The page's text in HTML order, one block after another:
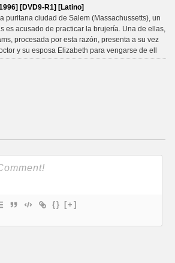
[DVD9-R1] [Latino]
puritana ciudad de Salem (Massachussetts), un
es acusado de practicar la brujería. Una de ellas,
procesada por esta razón, presenta a su vez
y su esposa Elizabeth para vengarse de ell
{} [+]